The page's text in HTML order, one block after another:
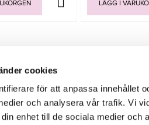
cookies
för att anpassa innehållet
och analysera vår trafik. Vi
enhet till de sociala medier och
LÄGG I
-20%